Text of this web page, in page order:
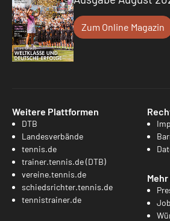
Zum Online Magazin
Weitere Plattformen
DTB
Landesverbände
tennis.de
trainer.tennis.de (DTB)
vereine.tennis.de
schiedsrichter.tennis.de
tennistrainer.de